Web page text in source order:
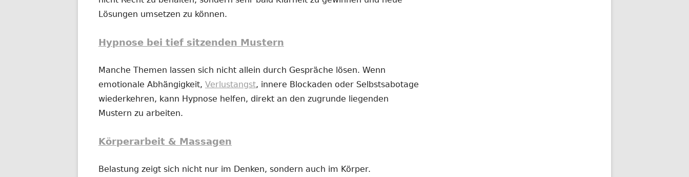
Lösungen umsetzen zu können.
Hypnose bei tief sitzenden Mustern
Manche Themen lassen sich nicht allein durch Gespräche lösen. Wenn
emotionale Abhängigkeit, Verlustangst, innere Blockaden oder Selbstsabotage
wiederkehren, kann Hypnose helfen, direkt an den zugrunde liegenden
Mustern zu arbeiten.
Körperarbeit & Massagen
Belastung zeigt sich nicht nur im Denken, sondern auch im Körper.